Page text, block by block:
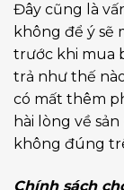
Đây cũng là
không để ý sẽ
trước khi mua
trả như thế
có mất thêm
hài lòng về
không đúng
Chính sách